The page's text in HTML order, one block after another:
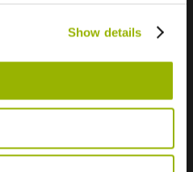
Show details
.